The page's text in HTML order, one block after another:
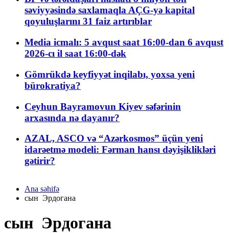
səviyyəsində saxlamaqla AÇG-yə kapital
qoyuluşlarını 31 faiz artırıblar
Media icmalı: 5 avqust saat 16:00-dan 6 avqust
2026-cı il saat 16:00-dək
Gömrükdə keyfiyyət inqilabı, yoxsa yeni
bürokratiya?
Ceyhun Bayramovun Kiyev səfərinin
arxasında nə dayanır?
AZAL, ASCO və “Azərkosmos” üçün yeni
idarəetmə modeli: Fərman hansı dəyişiklikləri
gətirir?
Ana səhifə
сын Эрдогана
сын Эрдогана